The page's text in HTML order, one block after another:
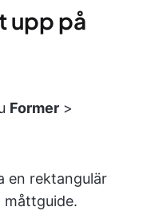
upp på
Former >
en rektangulär
måttguide.